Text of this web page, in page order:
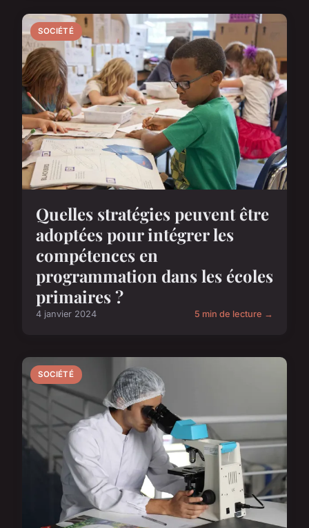
SOCIÉTÉ
Quelles stratégies peuvent être
adoptées pour intégrer les
compétences en
programmation dans les écoles
primaires ?
4 janvier 2024 5 min de lecture →
SOCIÉTÉ